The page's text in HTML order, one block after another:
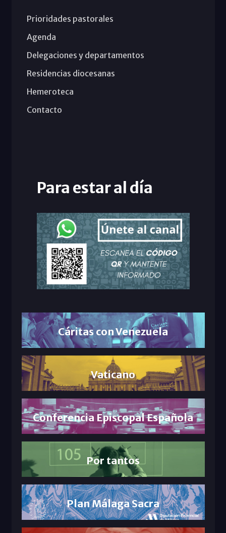
Prioridades pastorales
Agenda
Delegaciones y departamentos
Residencias diocesanas
Hemeroteca
Contacto
Para estar al día
Cáritas con Venezuela
Vaticano
Conferencia Episcopal Española
Por tantos
Plan Málaga Sacra